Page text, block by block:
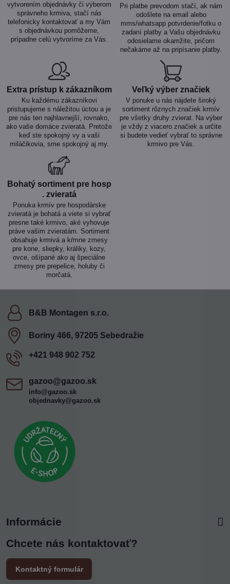
vytvorením objednávky či výberom
správneho krmiva, stačí nás
telefonicky kontaktovať a my Vám
s objednávkou pomôžeme,
prípadne celú vytvoríme za Vás.
Pri platbe prevodom stačí, ak nám
odošlete na email alebo
mms/whatsapp potvrdenie/fotku o
zadaní platby a Vašu objednávku
odosielame okamžite, pričom
nečakáme až na pripísanie platby.
Extra prístup k zákazníkom
Ku každému zákazníkovi
pristupujeme s náležitou úctou a je
pre nás ten najhlavnejší, rovnako,
ako vaše domáce zvieratá. Pretože
keď ste spokojný vy a vaši
miláčikovia, sme spokojný aj my.
Veľký výber značiek
V ponuke u nás nájdete široký
sortiment rôznych značiek krmív
pre všetky druhy zvierat. Na výber
je vždy z viacero značiek a určite
si budete vedieť vybrať to správne
krmivo pre Vás.
Bohatý sortiment pre hosp​
. zvieratá
Ponuka krmív pre hospodárske
zvieratá je bohatá a viete si vybrať
presne také krmivo, aké vyhovuje
práve vašim zvieratám. Sortiment
obsahuje krmivá a kŕmne zmesy
pre kone, sliepky, králiky, kozy,
ovce, ošípané ako aj špeciálne
zmesy pre prepelice, holuby či
morčatá.
B&B Montagen s​.r​.o​.
Boriny 466, 97205 Sebedražie
+421 948 902 752
gazoo​@gazoo​.sk
info@gazoo.sk
objednavky@gazoo.sk
Informácie
Chcete nás kontaktovať?
Kontaktný formulár